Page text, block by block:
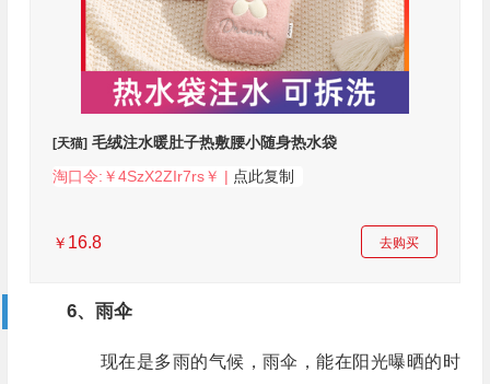
[天猫]毛绒注水暖肚子热敷腰小随身热水袋
淘口令:￥4SzX2ZIr7rs￥ | 点此复制
￥ 16.8 去购买
6、雨伞
现在是多雨的气候，雨伞，能在阳光曝晒的时